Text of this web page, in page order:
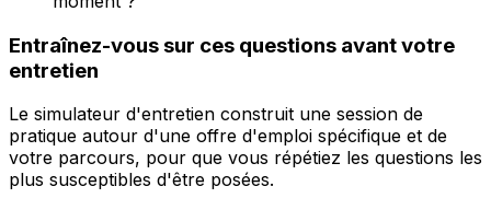
Entraînez-vous sur ces questions avant votre
entretien
Le simulateur d'entretien construit une session de
pratique autour d'une offre d'emploi spécifique et de
votre parcours, pour que vous répétiez les questions les
plus susceptibles d'être posées.